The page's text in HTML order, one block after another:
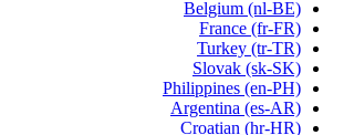
Belgium (nl-BE)
France (fr-FR)
Turkey (tr-TR)
Slovak (sk-SK)
Philippines (en-PH)
Argentina (es-AR)
Croatian (hr-HR)